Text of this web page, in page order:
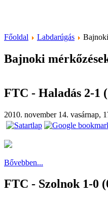
Főoldal Labdarúgás Bajnoki
Bajnoki
FTC - Haladás 2-1
2010. november 14. vasárnap,
Bővebben...
FTC - Szolnok 1-0